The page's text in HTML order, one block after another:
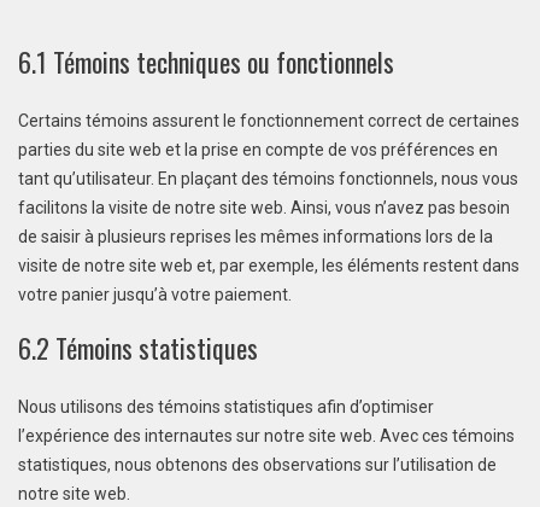
6.1 Témoins techniques ou fonctionnels
Certains témoins assurent le fonctionnement correct de certaines
parties du site web et la prise en compte de vos préférences en
tant qu’utilisateur. En plaçant des témoins fonctionnels, nous vous
facilitons la visite de notre site web. Ainsi, vous n’avez pas besoin
de saisir à plusieurs reprises les mêmes informations lors de la
visite de notre site web et, par exemple, les éléments restent dans
votre panier jusqu’à votre paiement.
6.2 Témoins statistiques
Nous utilisons des témoins statistiques afin d’optimiser
l’expérience des internautes sur notre site web. Avec ces témoins
statistiques, nous obtenons des observations sur l’utilisation de
notre site web.